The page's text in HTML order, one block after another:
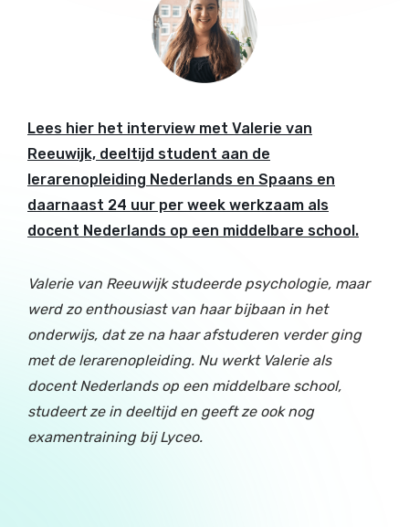
Lees hier het interview met Valerie van
Reeuwijk, deeltijd student aan de
lerarenopleiding Nederlands en Spaans en
daarnaast 24 uur per week werkzaam als
docent Nederlands op een middelbare school.
Valerie van Reeuwijk studeerde psychologie, maar
werd zo enthousiast van haar bijbaan in het
onderwijs, dat ze na haar afstuderen verder ging
met de lerarenopleiding. Nu werkt Valerie als
docent Nederlands op een middelbare school,
studeert ze in deeltijd en geeft ze ook nog
examentraining bij Lyceo.